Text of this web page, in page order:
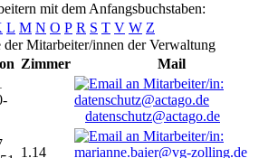
mit dem Anfangsbuchstaben:
L M N O P R S T V W Z
der Mitarbeiter/innen der Verwaltung
Zimmer
Mail
datenschutz@actago.de
1.14